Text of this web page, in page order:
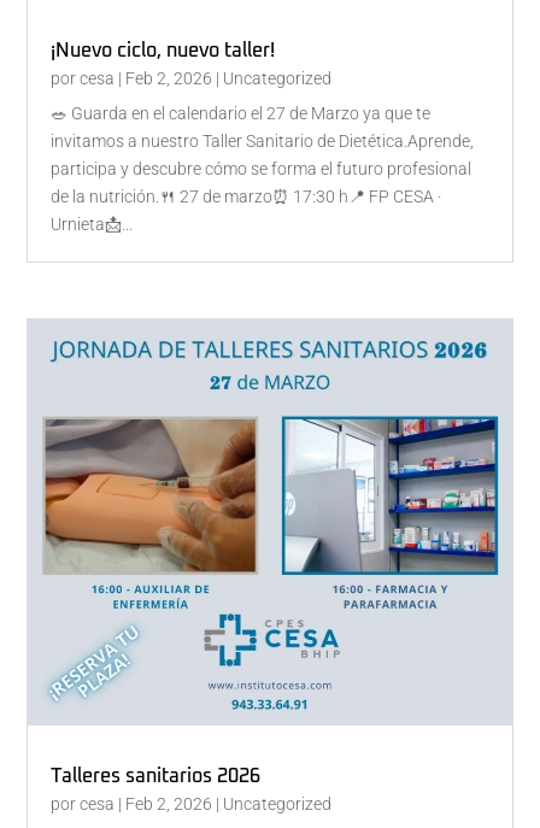
¡Nuevo ciclo, nuevo taller!
porcesa | Feb 2, 2026 | Uncategorized
🥗 Guarda en el calendario el 27 de Marzo ya que te
invitamos a nuestro Taller Sanitario de Dietética.Aprende,
participa y descubre cómo se forma el futuro profesional
de la nutrición.🍴 27 de marzo⏰ 17:30 h📍 FP CESA ·
Urnieta📩...
Talleres sanitarios 2026
porcesa | Feb 2, 2026 | Uncategorized